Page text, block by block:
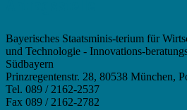
Bayerisches Staatsminis-terium für
und Technologie - Innovations-
Südbayern
Prinzregentenstr. 28, 80538 München,
Tel. 089 / 2162-2537
Fax 089 / 2162-2782